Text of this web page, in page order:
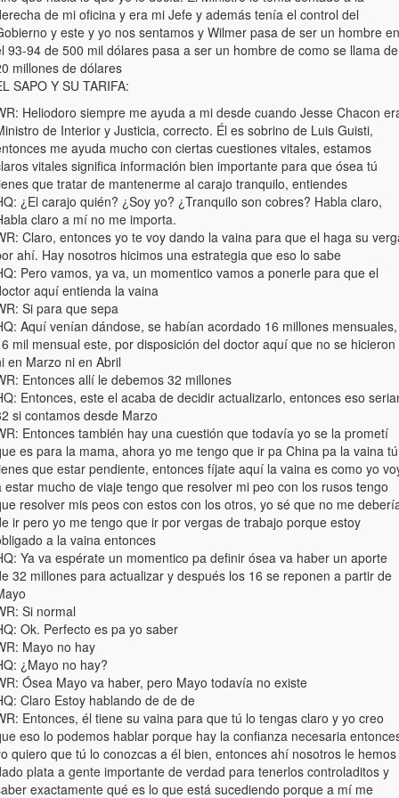
de mi oficina y era mi Jefe y además tenía el control del
y este y yo nos sentamos y Wilmer pasa de ser un hombre en
93-94 de 500 mil dólares pasa a ser un hombre de como se llama de
millones de dólares
SAPO Y SU TARIFA:
Heliodoro siempre me ayuda a mi desde cuando Jesse Chacon
de Interior y Justicia, correcto. Él es sobrino de Luis Guisti,
me ayuda mucho con ciertas cuestiones vitales, estamos
vitales significa información bien importante para que ósea tú
que tratar de mantenerme al carajo tranquilo, entiendes
¿El carajo quién? ¿Soy yo? ¿Tranquilo son cobres? Habla claro,
claro a mí no me importa.
Claro, entonces yo te voy dando la vaina para que el haga su
ahí. Hay nosotros hicimos una estrategia que eso lo sabe
Pero vamos, ya va, un momentico vamos a ponerle para que el
aquí entienda la vaina
Si para que sepa
Aquí venían dándose, se habían acordado 16 millones mensuales,
mil mensual este, por disposición del doctor aquí que no se hicieron
en Marzo ni en Abril
Entonces allí le debemos 32 millones
Entonces, este el acaba de decidir actualizarlo, entonces eso
si contamos desde Marzo
Entonces también hay una cuestión que todavía yo se la prometí
es para la mama, ahora yo me tengo que ir pa China pa la vaina tú
que estar pendiente, entonces fíjate aquí la vaina es como yo
estar mucho de viaje tengo que resolver mi peo con los rusos tengo
resolver mis peos con estos con los otros, yo sé que no me
ir pero yo me tengo que ir por vergas de trabajo porque estoy
a la vaina entonces
Ya va espérate un momentico pa definir ósea va haber un aporte
32 millones para actualizar y después los 16 se reponen a partir de
Si normal
Ok. Perfecto es pa yo saber
Mayo no hay
¿Mayo no hay?
Ósea Mayo va haber, pero Mayo todavía no existe
Claro Estoy hablando de de de
Entonces, él tiene su vaina para que tú lo tengas claro y yo creo
eso lo podemos hablar porque hay la confianza necesaria
quiero que tú lo conozcas a él bien, entonces ahí nosotros le hemos
plata a gente importante de verdad para tenerlos controladitos y
exactamente qué es lo que está sucediendo porque a mí me